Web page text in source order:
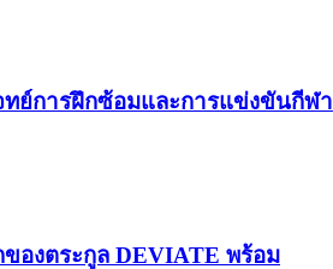
ทย์การฝึกซ้อมและการแข่งขันกีฬา
ของตระกูล DEVIATE พร้อม